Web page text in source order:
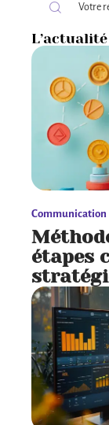
Communication
étapes